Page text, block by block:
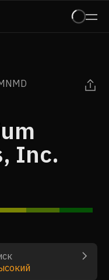
Inc.